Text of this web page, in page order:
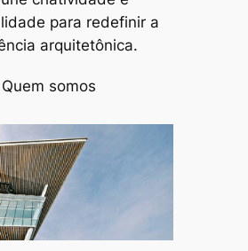
para redefinir a
arquitetônica.
Quem somos